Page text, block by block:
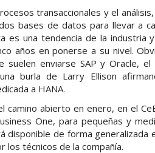
transaccionales y el
bases de datos para llevar a
es una tendencia de la industria
años en ponerse a su nivel.
suelen enviarse SAP y Oracle,
burla de Larry Ellison
a HANA.
camino abierto en enero, en el
One, para pequeñas y
disponible de forma
los técnicos de la compañía.